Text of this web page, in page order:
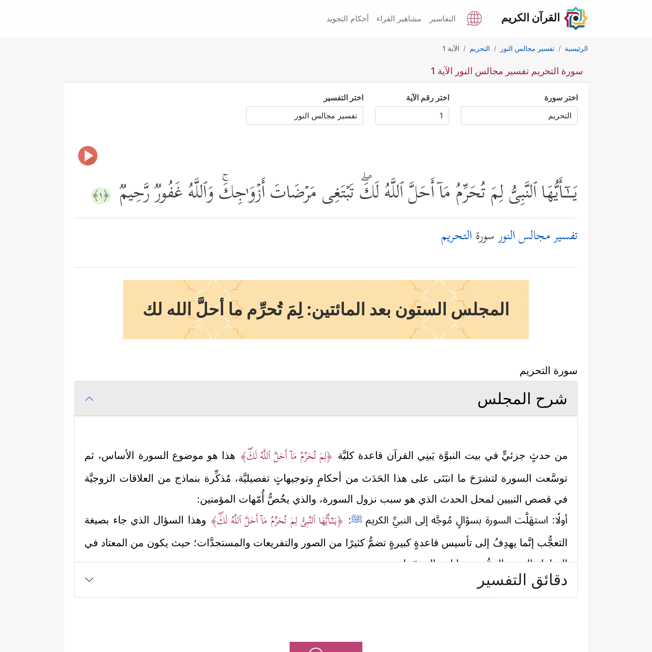
القرآن الكريم التفاسير مشاهير القراء أحكام التجويد
الرئيسية تفسير مجالس النور التحريم الآية 1
سورة التحريم تفسير مجالس النور الآية 1
اختر سورة اختر رقم الآية اختر التفسير
یَــٰۤـأَیُّهَا ٱلنَّبِیُّ لِمَ تُحَرِّمُ مَاۤ أَحَلَّ ٱللَّهُ لَكَۖ تَبۡتَغِی مَرۡضَاتَ أَزۡوَ ٰ⁠جِكَۚ وَٱللَّهُ غَفُورࣱ رَّحِیمࣱ ﴿١﴾
تفسير مجالس النورسورةالتحريم
المجلس الستون بعد المائتين: لِمَ تُحرِّم ما أحلَّ الله لك
سورة التحريم
شرح المجلس
من حدثٍ جزئيٍّ في بيت النبوَّة يَبنِي القرآن قاعدة كليَّة ﴿لِمَ تُحَرِّمُ مَاۤ أَحَلَّ ٱللَّهُ لَكَۖ﴾ هذا هو موضوع السورة الأساس، ثم
توسَّعت السورة لتشرَحَ ما انبَنَى على هذا الحَدَث من أحكامٍ وتوجيهاتٍ تفصيليَّة، مُذكِّرة بنماذج من العلاقات الزوجيَّة
في قصص النبيين لمحل الحدث الذي هو سبب نزول السورة، والذي يخُصُّ أُمّهات المؤمنين:
أولًا: استهَلَّت السورة بسؤالٍ مُوجَّه إلى النبيِّ الكريمﷺ: ﴿یَــٰۤـأَیُّهَا ٱلنَّبِیُّ لِمَ تُحَرِّمُ مَاۤ أَحَلَّ ٱللَّهُ لَكَۖ﴾ وهذا السؤال الذي جاء بصيغة
التعجُّب إنَّما يهدِفُ إلى تأسيس قاعدةٍ كبيرةٍ تضمُّ كثيرًا من الصور والتفريعات والمستجدَّات؛ حيث يكون من المعتاد في
السلوك الديني التورُّع عن إباحة المحرّمات.
أمّا تحريم المباحات فقد يُنظر له على أنّه بابٌ من أبواب الورع والتمسُّك بالدين، فترى بعض الفتاوى التي تتساهَل في
مع زوجاته الطاهرات؛ حيث كُنَّ يتنافسنَ على التودُّد له والتقرُّب منه، وقد
دقائق التفسير